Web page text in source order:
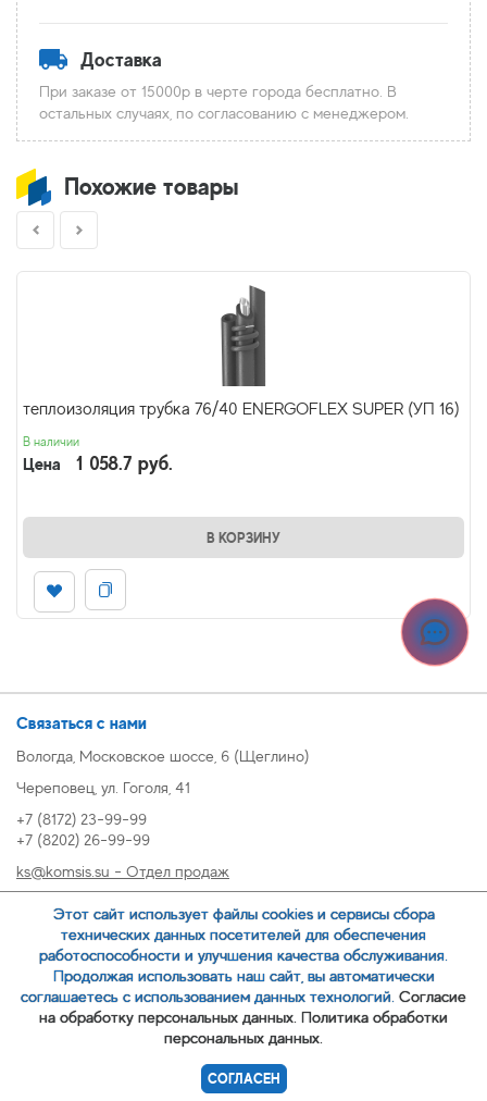
Доставка
При заказе от 15000р в черте города бесплатно. В
остальных случаях, по согласованию с менеджером.
Похожие товары
теплоизоляция трубка 76/40 ENERGOFLEX SUPER (УП 16)
В наличии
Цена 1 058.7 руб.
В КОРЗИНУ
Связаться с нами
Вологда, Московское шоссе, 6 (Щеглино)
Череповец, ул. Гоголя, 41
+7 (8172) 23-99-99
+7 (8202) 26-99-99
ks@komsis.su - Отдел продаж
oz@komsis.su - Отдел закупок
ЗАКАЗАТЬ ЗВОНОК
Политика обработки персональных данных
Этот сайт использует файлы cookies и сервисы сбора
технических данных посетителей для обеспечения
работоспособности и улучшения качества обслуживания.
Продолжая использовать наш сайт, вы автоматически
соглашаетесь с использованием данных технологий. Согласие
на обработку персональных данных. Политика обработки
персональных данных.
СОГЛАСЕН